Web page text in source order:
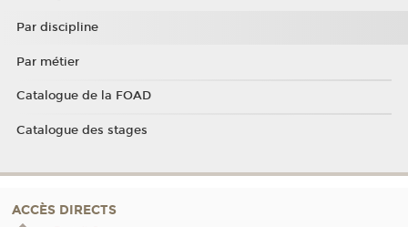
Par discipline
Par métier
Catalogue de la FOAD
Catalogue des stages
ACCÈS DIRECTS